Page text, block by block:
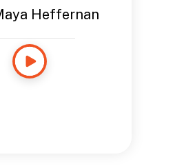
Heffernan